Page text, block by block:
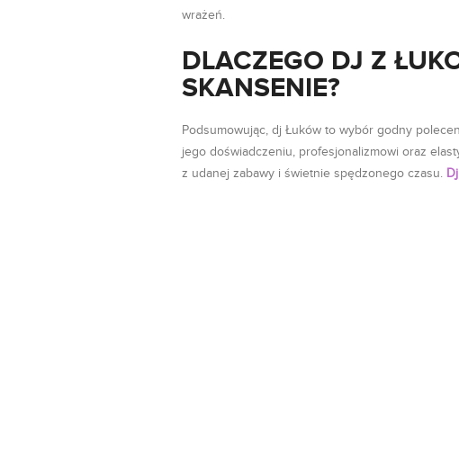
wrażeń.
DLACZEGO DJ Z
SKANSENIE?
Podsumowując, dj Łuków to wybór godny
jego doświadczeniu, profesjonalizmowi oraz
z udanej zabawy i świetnie spędzonego czasu.